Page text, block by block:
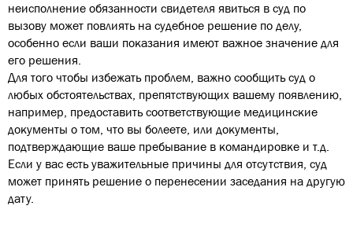
неисполнение обязанности свидетеля явиться в суд по
вызову может повлиять на судебное решение по делу,
особенно если ваши показания имеют важное значение для
его решения.
Для того чтобы избежать проблем, важно сообщить суд о
любых обстоятельствах, препятствующих вашему появлению,
например, предоставить соответствующие медицинские
документы о том, что вы болеете, или документы,
подтверждающие ваше пребывание в командировке и т.д.
Если у вас есть уважительные причины для отсутствия, суд
может принять решение о перенесении заседания на другую
дату.